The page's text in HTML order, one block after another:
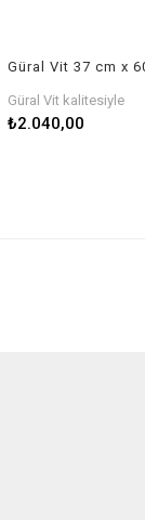
Güral Vit kalitesiyle
₺2.040,00